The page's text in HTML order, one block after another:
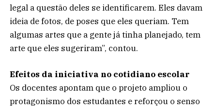
legal a questão deles se identificarem. Eles davam
ideia de fotos, de poses que eles queriam. Tem
algumas artes que a gente já tinha planejado, tem
arte que eles sugeriram”, contou.
Efeitos da iniciativa no cotidiano escolar
Os docentes apontam que o projeto ampliou o
protagonismo dos estudantes e reforçou o senso